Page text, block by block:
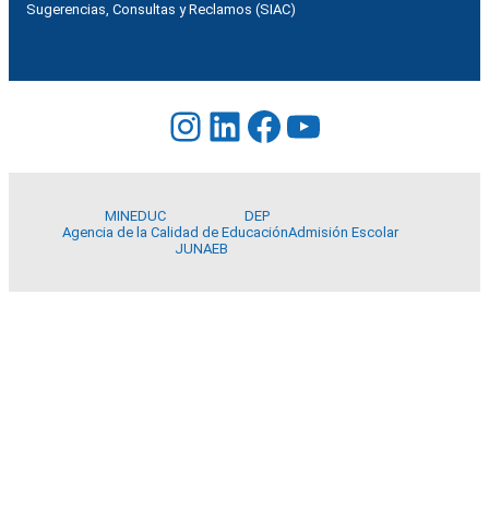
Sugerencias, Consultas y Reclamos (SIAC)
Instagram
LinkedIn
Facebook
YouTube
MINEDUC
DEP
Agencia de la Calidad de EducaciónAdmisión Escolar
JUNAEB